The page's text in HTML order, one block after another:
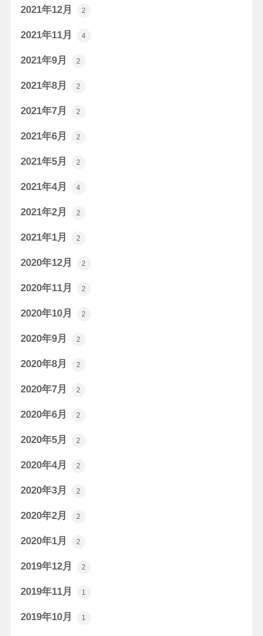
2021年12月 2
2021年11月 4
2021年9月 2
2021年8月 2
2021年7月 2
2021年6月 2
2021年5月 2
2021年4月 4
2021年2月 2
2021年1月 2
2020年12月 2
2020年11月 2
2020年10月 2
2020年9月 2
2020年8月 2
2020年7月 2
2020年6月 2
2020年5月 2
2020年4月 2
2020年3月 2
2020年2月 2
2020年1月 2
2019年12月 2
2019年11月 1
2019年10月 1